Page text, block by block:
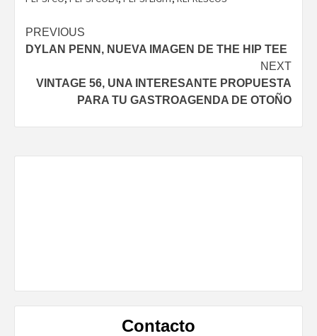
Continue
Reading
PREVIOUS
DYLAN PENN, NUEVA IMAGEN DE THE HIP TEE
NEXT
VINTAGE 56, UNA INTERESANTE PROPUESTA
PARA TU GASTROAGENDA DE OTOÑO
Contacto